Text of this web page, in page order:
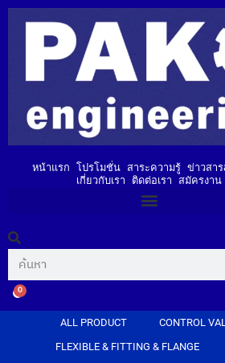
หน้าแรก โปรโมชั่น สาระความรู้ ข่าวสา
เกี่ยวกับเรา
ติดต่อเรา สมัครงาน
0
ALL PRODUCT CONTROL
FLEXIBLE & FITTING & FLANGE